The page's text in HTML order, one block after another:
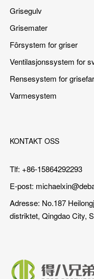
Grisegulv
Grisemater
Fôrsystem for griser
Ventilasjonssystem for
Rensesystem for
Varmesystem
KONTAKT OSS
Tlf: +86-15864292293
E-post:
Adresse: No.187
distriktet, Qingdao City,